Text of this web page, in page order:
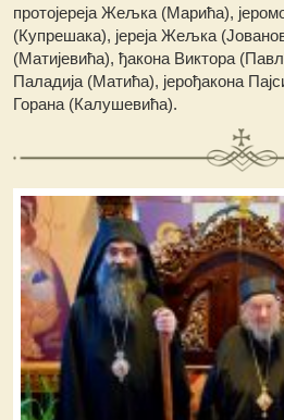
протојереја Жељка (Марића),
(Купрешака), јереја Жељка
(Матијевића), ђакона Виктора
Паладија (Матића), јерођакона
Горана (Калушевића).